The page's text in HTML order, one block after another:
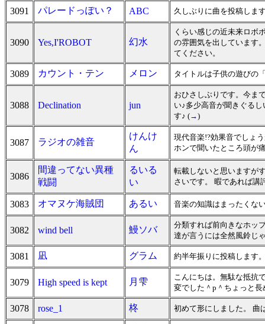
3091 パレードっぽい？ ABC 久しぶりに曲を投稿しま
3090 Yes,I'ROBOT 幻水
くらい感じの近未来ロボ
の雰囲気を出しています
てください。
3089 カウント・テン メロン タイトルは子供の遊びの
3088 Declination jun
おひさしぶりです。今ま
い♪多少高音が聞きぐる
す♪ (→)
3087 ラジオの雑音
けんけ
ん
現代音楽!?効果音でしょ
ホンで聞いたところ頭が
3086
間違ってない異種
戦闘
るいる
い
転載しないと思いますが
さいです。 暇であれば講
3083 オマヌケ海賊団 あるい 音楽の知識はまったくな
3082 wind bell 鰻ソバ
分類すれば前向きなホッ
達が言うには全然風鈴じ
3081 凪 グラム 約半年振りに投稿します
3079 High speed is kept 月雫
こんにちは。無駄な抵抗
変でした＾p＾ちょっと
3078 rose_1 柊 初めて形にしました。 曲